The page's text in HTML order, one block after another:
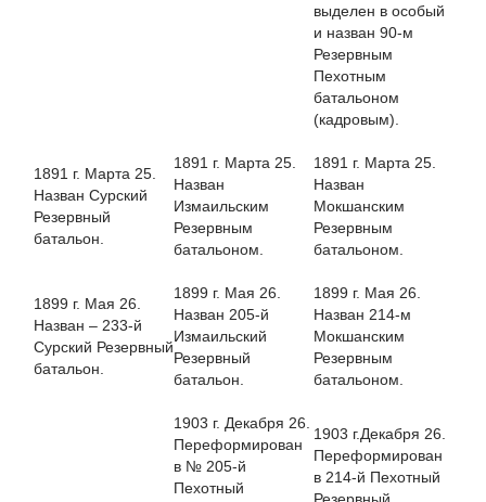
выделен в особый
и назван 90-м
Резервным
Пехотным
батальоном
(кадровым).
1891 г. Марта 25.
Назван Сурский
Резервный
батальон.
1891 г. Марта 25.
Назван
Измаильским
Резервным
батальоном.
1891 г. Марта 25.
Назван
Мокшанским
Резервным
батальоном.
1899 г. Мая 26.
Назван – 233-й
Сурский Резервный
батальон.
1899 г. Мая 26.
Назван 205-й
Измаильский
Резервный
батальон.
1899 г. Мая 26.
Назван 214-м
Мокшанским
Резервным
батальоном.
1903 г. Декабря 26.
Переформирован
в № 205-й
Пехотный
1903 г.Декабря 26.
Переформирован
в 214-й Пехотный
Резервный